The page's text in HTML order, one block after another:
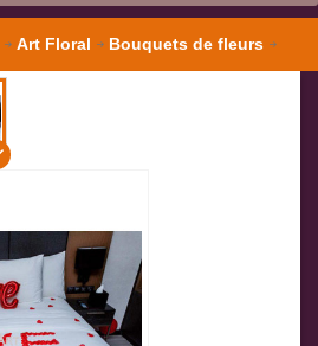
Art Floral Bouquets de fleurs